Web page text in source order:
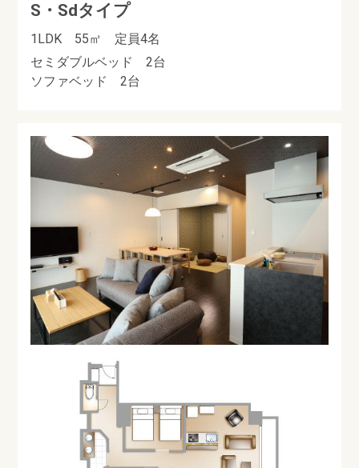
S・Sdタイプ
1LDK 55㎡ 定員4名
セミダブルベッド 2台
ソファベッド 2台